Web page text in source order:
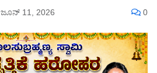
ಜೂನ್ 11, 2026 0